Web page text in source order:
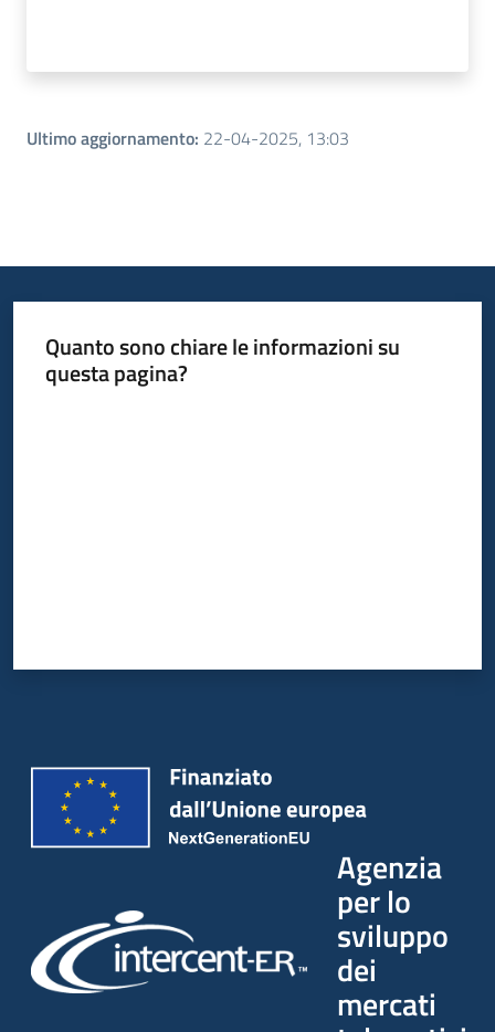
Ultimo aggiornamento: 22-04-2025, 13:03
Quanto sono chiare le informazioni su
questa pagina?
Agenzia
per lo
sviluppo
dei
mercati